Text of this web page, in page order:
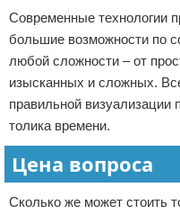
Современные технологии
большие возможности по
любой сложности – от
изысканных и сложных.
правильной визуализации
толика времени.
Цена вопроса
Сколько же может стоить